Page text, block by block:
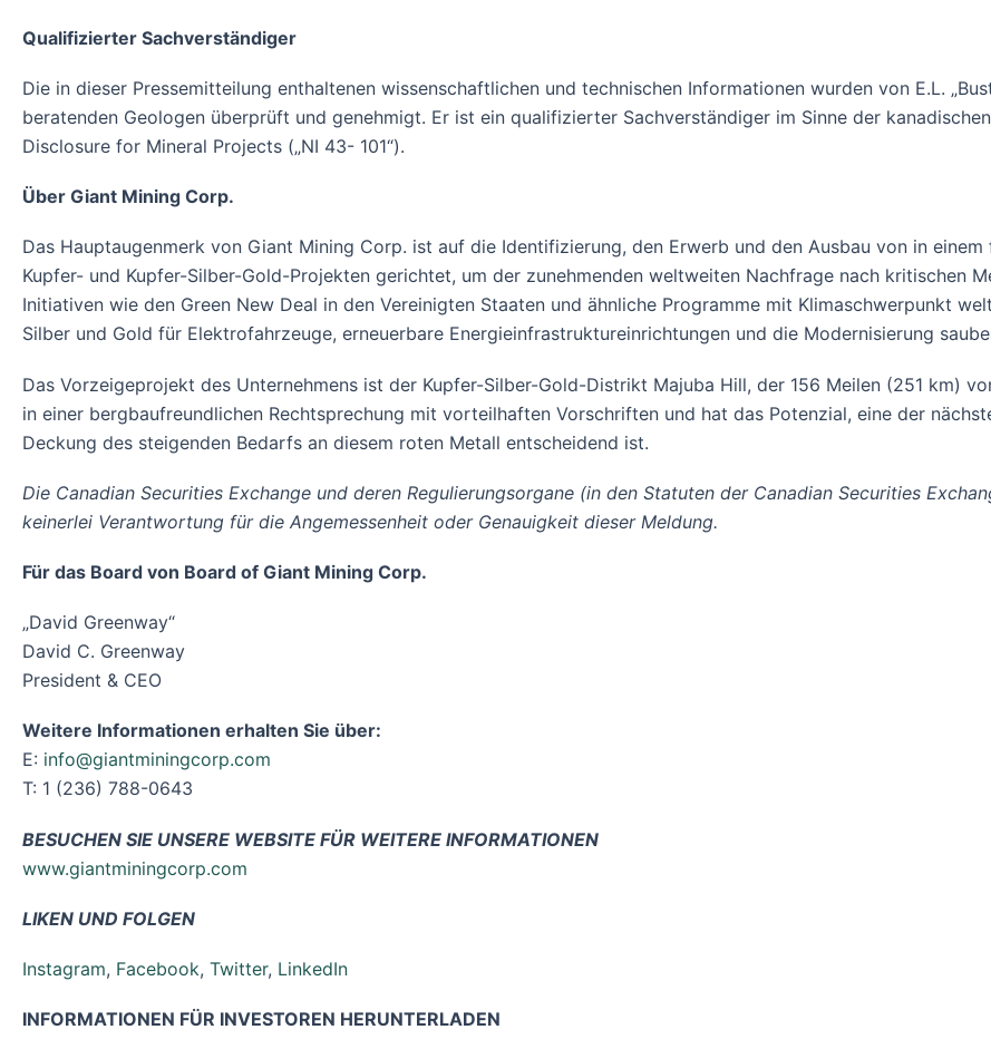
Qualifizierter Sachverständiger
Die in dieser Pressemitteilung enthaltenen wissenschaftlichen und technischen Informationen wurden von E.L.
beratenden Geologen überprüft und genehmigt. Er ist ein qualifizierter Sachverständiger im Sinne der
Disclosure for Mineral Projects („NI 43- 101“).
Über Giant Mining Corp.
Das Hauptaugenmerk von Giant Mining Corp. ist auf die Identifizierung, den Erwerb und den Ausbau von in
Kupfer- und Kupfer-Silber-Gold-Projekten gerichtet, um der zunehmenden weltweiten Nachfrage nach kritischen
Initiativen wie den Green New Deal in den Vereinigten Staaten und ähnliche Programme mit Klimaschwerpunkt
Silber und Gold für Elektrofahrzeuge, erneuerbare Energieinfrastruktureinrichtungen und die Modernisierung
Das Vorzeigeprojekt des Unternehmens ist der Kupfer-Silber-Gold-Distrikt Majuba Hill, der 156 Meilen (251 km)
in einer bergbaufreundlichen Rechtsprechung mit vorteilhaften Vorschriften und hat das Potenzial, eine der
Deckung des steigenden Bedarfs an diesem roten Metall entscheidend ist.
Die Canadian Securities Exchange und deren Regulierungsorgane (in den Statuten der Canadian Securities
keinerlei Verantwortung für die Angemessenheit oder Genauigkeit dieser Meldung.
Für das Board von Board of Giant Mining Corp.
„David Greenway“
David C. Greenway
President & CEO
Weitere Informationen erhalten Sie über:
E: info@giantminingcorp.com
T: 1 (236) 788-0643
BESUCHEN SIE UNSERE WEBSITE FÜR WEITERE INFORMATIONEN
www.giantminingcorp.com
LIKEN UND FOLGEN
Instagram, Facebook, Twitter, LinkedIn
INFORMATIONEN FÜR INVESTOREN HERUNTERLADEN